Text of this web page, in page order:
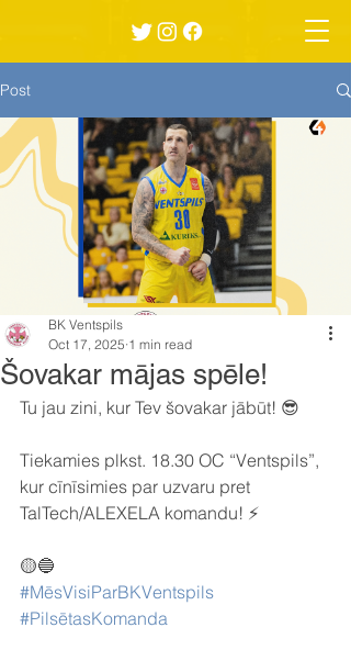
Post
Šovakar mājas spēle!
BK Ventspils
Oct 17, 2025 1 min read
Tu jau zini, kur Tev šovakar jābūt! 😎
Tiekamies plkst. 18.30 OC “Ventspils”,
kur cīnīsimies par uzvaru pret
TalTech/ALEXELA komandu! ⚡️
🟡🔵
#MēsVisiParBKVentspils
#PilsētasKomanda